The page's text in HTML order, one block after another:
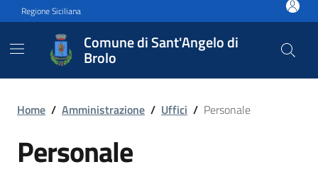
Vai ai contenuti
Vai al footer
Regione Siciliana
Comune di Sant'Angelo di
Brolo
Personale
Home / Amministrazione / Uffici / Personale
Personale